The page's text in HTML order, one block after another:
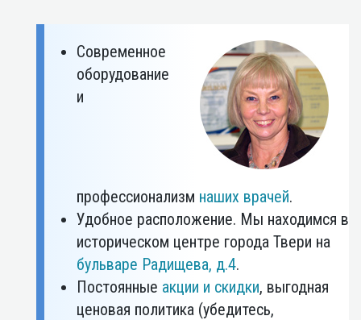
Современное
оборудование
и
профессионализм наших врачей.
Удобное расположение. Мы находимся в
историческом центре города Твери на
бульваре Радищева, д.4.
Постоянные акции и скидки, выгодная
ценовая политика (убедитесь,